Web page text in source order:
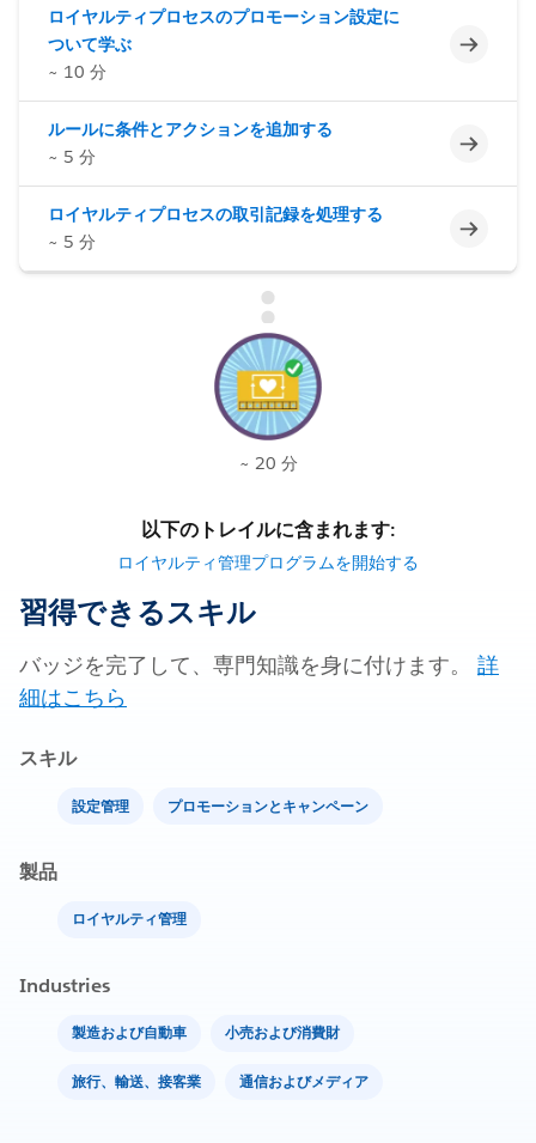
ロイヤルティプロセスのプロモーション設定に
ついて学ぶ
~ 10 分
未完了
ルールに条件とアクションを追加する
~ 5 分
未完了
ロイヤルティプロセスの取引記録を処理する
~ 5 分
未完了
~ 20 分
以下のトレイルに含まれます:
ロイヤルティ管理プログラムを開始する
習得できるスキル
バッジを完了して、専門知識を身に付けます。 詳
細はこちら
スキル
設定管理 プロモーションとキャンペーン
製品
ロイヤルティ管理
Industries
製造および自動車 小売および消費財
旅行、輸送、接客業 通信およびメディア